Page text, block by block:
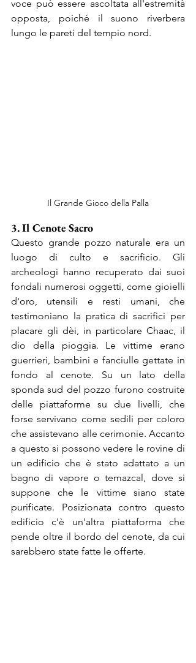
voce può essere ascoltata all'estremità
opposta, poiché il suono riverbera
lungo le pareti del tempio nord.
Il Grande Gioco della Palla
3. Il Cenote Sacro
Questo grande pozzo naturale era un
luogo di culto e sacrificio. Gli
archeologi hanno recuperato dai suoi
fondali numerosi oggetti, come gioielli
d'oro, utensili e resti umani, che
testimoniano la pratica di sacrifici per
placare gli dèi, in particolare Chaac, il
dio della pioggia. Le vittime erano
guerrieri, bambini e fanciulle gettate in
fondo al cenote. Su un lato della
sponda sud del pozzo furono costruite
delle piattaforme su due livelli, che
forse servivano come sedili per coloro
che assistevano alle cerimonie. Accanto
a questo si possono vedere le rovine di
un edificio che è stato adattato a un
bagno di vapore o temazcal, dove si
suppone che le vittime siano state
purificate. Posizionata contro questo
edificio c'è un'altra piattaforma che
pende oltre il bordo del cenote, da cui
sarebbero state fatte le offerte.